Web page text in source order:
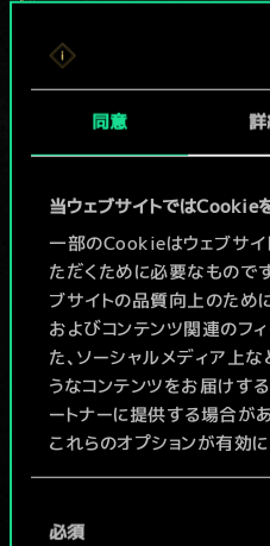
同意
当ウェブサイトではCookie
一部のCookieはウェブサ
ただくために必要なもので
ブサイトの品質向上のため
およびコンテンツ関連のフ
た、ソーシャルメディア上
うなコンテンツをお届けす
ートナーに提供する場合が
これらのオプションが有効
詳細は、下記の「設定」メニ
必須
現在は
か共有
りま
続々
デッキ名入力
デッ
/